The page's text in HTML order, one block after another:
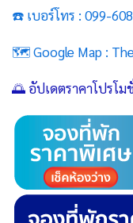
☎️ เบอร์โทร : 099-
🗺️ Google Map :
🌅 อัปเดตราคาโปรโ